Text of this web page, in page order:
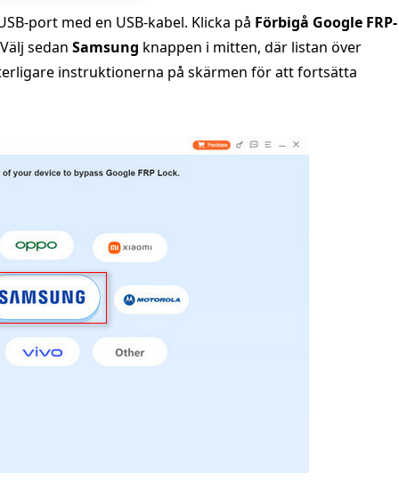
med en USB‑kabel. Klicka på Förbigå Google FRP-
sedan Samsung knappen i mitten, där listan över
instruktionerna på skärmen för att fortsätta